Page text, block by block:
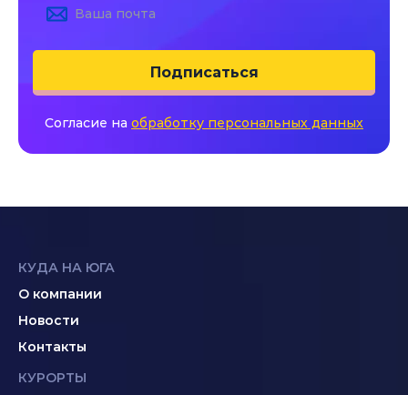
Подписаться
Согласие на обработку персональных данных
КУДА НА ЮГА
О компании
Новости
Контакты
КУРОРТЫ